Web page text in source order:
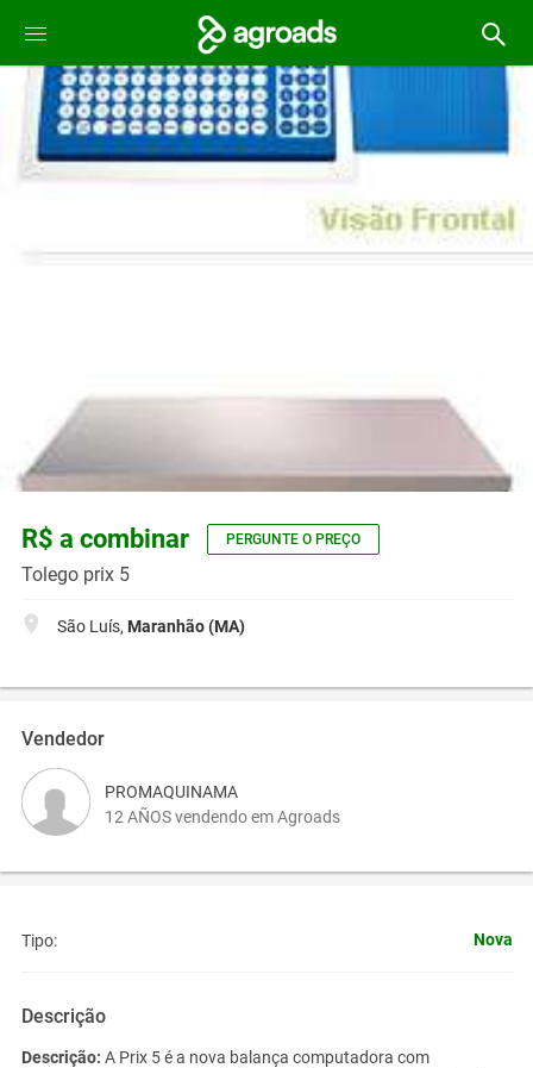
R$ a combinar PERGUNTE O PREÇO
Tolego prix 5
São Luís, Maranhão (MA)
Vendedor
PROMAQUINAMA
12 AÑOS vendendo em Agroads
Tipo: Nova
Descrição
Descrição: A Prix 5 é a nova balança computadora com